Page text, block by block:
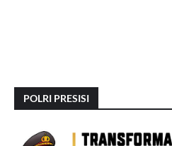
POLRI PRESISI